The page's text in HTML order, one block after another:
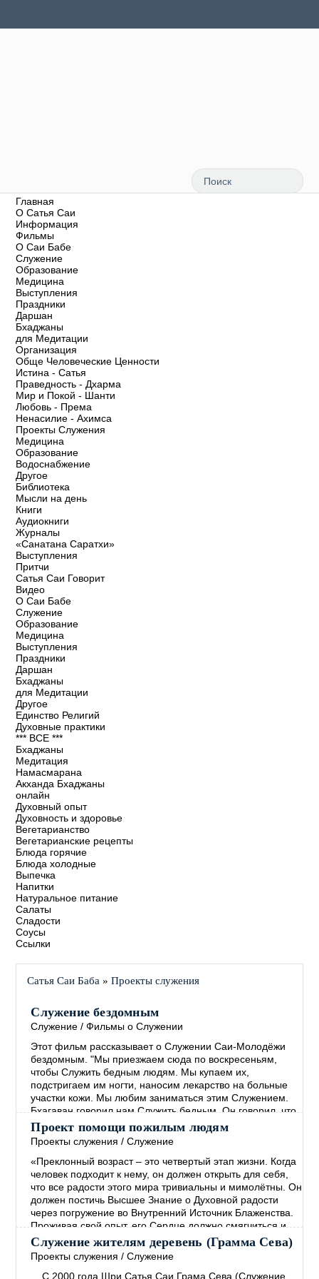
Главная
О Сатья Саи
Информация
Фильмы
О Саи Бабе
Служение
Образование
Медицина
Выступления
Праздники
Даршан
Бхаджаны
для Медитации
Организация
Обще Человеческие Ценности
Истина - Сатья
Праведность - Дхарма
Мир и Покой - Шанти
Любовь - Према
Ненасилие - Ахимса
Проекты Служения
Медицина
Образование
Водоснабжение
Другое
Библиотека
Мысли на день
Книги
Аудиокниги
Журналы
«Санатана Саратхи»
Выступления
Притчи
Сатья Саи Говорит
Видео
О Саи Бабе
Служение
Образование
Медицина
Выступления
Праздники
Даршан
Бхаджаны
для Медитации
Другое
Единство Религий
Духовные практики
*** ВСЕ ***
Бхаджаны
Медитация
Намасмарана
Акханда Бхаджаны
онлайн
Духовный опыт
Духовность и здоровье
Вегетарианство
Вегетарианские рецепты
Блюда горячие
Блюда холодные
Выпечка
Напитки
Натуральное питание
Салаты
Сладости
Соусы
Ссылки
Сатья Саи Баба »Проекты служения
Служение бездомным
Служение /Фильмы о Служении
Этот фильм рассказывает о Служении Саи-Молодёжи
бездомным. "Мы приезжаем сюда по воскресеньям,
чтобы Служить бедным людям. Мы купаем их,
подстригаем им ногти, наносим лекарство на больные
участки кожи. Мы любим заниматься этим Служением.
Бхагаван говорил нам Служить бедным. Он говорил, что
руки, занимающиеся Служением, более Святы, чем
губы, произносящие Молитвы. ..."
→
Проект помощи пожилым людям
Проекты служения /Служение
«Преклонный возраст – это четвертый этап жизни. Когда
человек подходит к нему, он должен открыть для себя,
что все радости этого мира тривиальны и мимолётны. Он
должен постичь Высшее Знание о Духовной радости
через погружение во Внутренний Источник Блаженства.
Проживая свой опыт, его Сердце должно смягчиться и
наполниться Состраданием. Человек должен
сосредоточиться на том, чтобы способствовать
прогрессу всех живых существ, не проводя между
Служение жителям деревень (Грамма Сева)
Проекты служения /Служение
С 2000 года Шри Сатья Саи Грама Сева (Служение